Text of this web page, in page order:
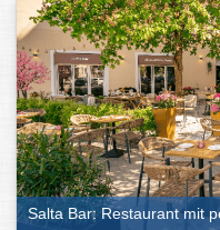
Salta Bar: Restaurant mit